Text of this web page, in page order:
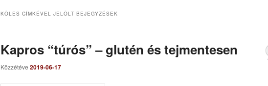
KÖLES CÍMKÉVEL JELÖLT BEJEGYZÉSEK
Kapros “túrós” – glutén és tejmentesen
Közzétéve 2019-06-17